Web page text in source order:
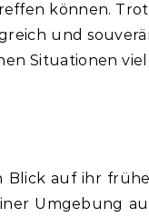
können.
und
Situationen
Blick auf ihr
Umgebung